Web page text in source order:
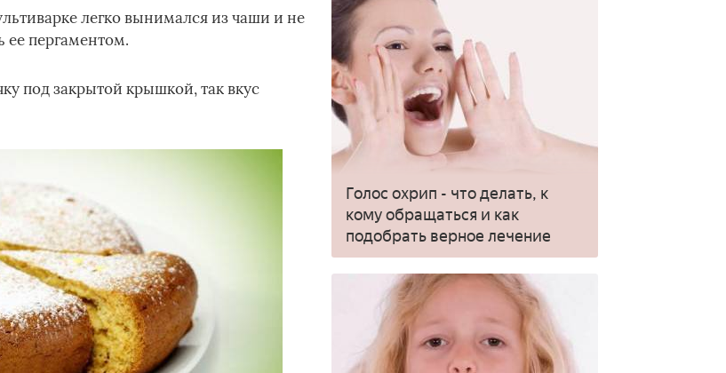
легко вынимался из чаши и не
ее пергаментом.
под закрытой крышкой, так вкус
Голос охрип - что делать, к
кому обращаться и как
подобрать верное лечение